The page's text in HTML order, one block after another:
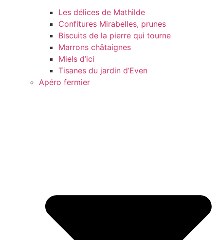
Les délices de Mathilde
Confitures Mirabelles, prunes
Biscuits de la pierre qui tourne
Marrons châtaignes
Miels d’ici
Tisanes du jardin d’Even
Apéro fermier